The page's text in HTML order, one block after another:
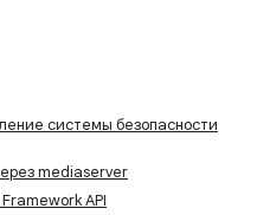
системы безопасности
mediaserver
API